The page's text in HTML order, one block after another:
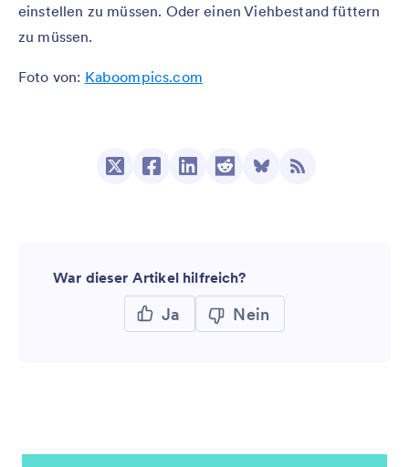
einstellen zu müssen. Oder einen Viehbestand füttern
zu müssen.
Foto von: Kaboompics.com
War dieser Artikel hilfreich?
Ja Nein